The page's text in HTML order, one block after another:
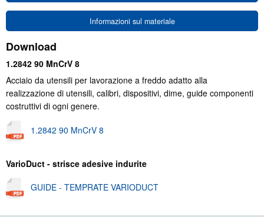
Informazioni sul materiale
Download
1.2842 90 MnCrV 8
Acciaio da utensili per lavorazione a freddo adatto alla
realizzazione di utensili, calibri, dispositivi, dime, guide componenti
costruttivi di ogni genere.
1.2842 90 MnCrV 8
VarioDuct - strisce adesive indurite
GUIDE - TEMPRATE VARIODUCT